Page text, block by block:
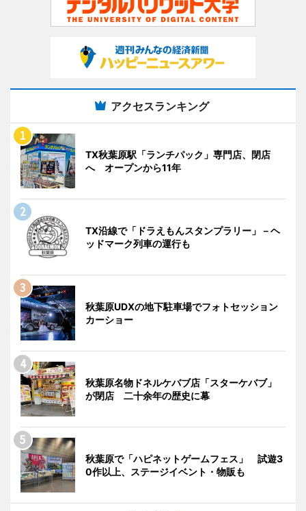
アクセスランキング
TX秋葉原駅「ランチパック」専門店、閉店
へ オープンから11年
TX沿線で「ドラえもんスタンプラリー」－ヘ
ッドマーク列車の運行も
秋葉原UDXの地下駐車場でフォトセッション
カーショー
秋葉原名物ドネルケバブ店「スターケバブ」
が閉店 二十余年の歴史に幕
秋葉原で「ハピネットゲームフェス」 試遊3
0作以上、ステージイベント・物販も